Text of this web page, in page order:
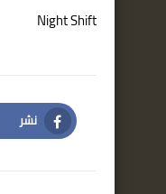
Night Shift
نشر
Facebook